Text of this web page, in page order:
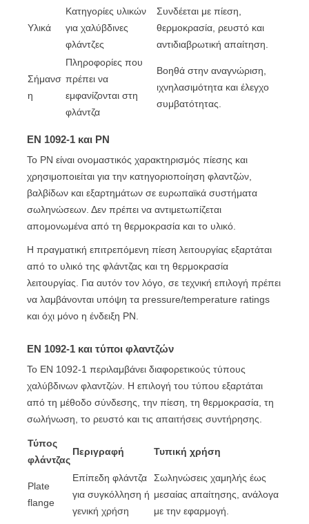
Υλικά
Κατηγορίες υλικών
για χαλύβδινες
φλάντζες
Συνδέεται με πίεση,
θερμοκρασία, ρευστό και
αντιδιαβρωτική απαίτηση.
Σήμανσ
η
Πληροφορίες που
πρέπει να
εμφανίζονται στη
φλάντζα
Βοηθά στην αναγνώριση,
ιχνηλασιμότητα και έλεγχο
συμβατότητας.
EN 1092-1 και PN
Το PN είναι ονομαστικός χαρακτηρισμός πίεσης και
χρησιμοποιείται για την κατηγοριοποίηση φλαντζών,
βαλβίδων και εξαρτημάτων σε ευρωπαϊκά συστήματα
σωληνώσεων. Δεν πρέπει να αντιμετωπίζεται
απομονωμένα από τη θερμοκρασία και το υλικό.
Η πραγματική επιτρεπόμενη πίεση λειτουργίας εξαρτάται
από το υλικό της φλάντζας και τη θερμοκρασία
λειτουργίας. Για αυτόν τον λόγο, σε τεχνική επιλογή πρέπει
να λαμβάνονται υπόψη τα pressure/temperature ratings
και όχι μόνο η ένδειξη PN.
EN 1092-1 και τύποι φλαντζών
Το EN 1092-1 περιλαμβάνει διαφορετικούς τύπους
χαλύβδινων φλαντζών. Η επιλογή του τύπου εξαρτάται
από τη μέθοδο σύνδεσης, την πίεση, τη θερμοκρασία, τη
σωλήνωση, το ρευστό και τις απαιτήσεις συντήρησης.
Τύπος
φλάντζας
Περιγραφή Τυπική χρήση
Plate
flange
Επίπεδη φλάντζα
για συγκόλληση ή
γενική χρήση
Σωληνώσεις χαμηλής έως
μεσαίας απαίτησης, ανάλογα
με την εφαρμογή.